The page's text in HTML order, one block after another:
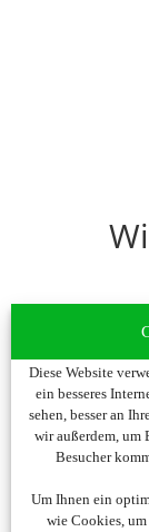
Diese Website
ein besseres
sehen, besser an
wir außerdem, um
Besucher
Um Ihnen ein
wie Cookies,
Um diesen
die